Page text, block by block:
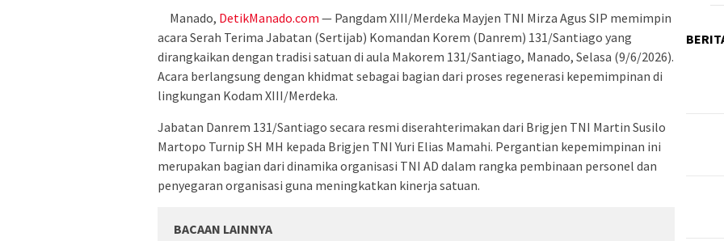
Manado, DetikManado.com — Pangdam XIII/Merdeka Mayjen TNI Mirza Agus SIP memimpin
acara Serah Terima Jabatan (Sertijab) Komandan Korem (Danrem) 131/Santiago yang
dirangkaikan dengan tradisi satuan di aula Makorem 131/Santiago, Manado, Selasa (9/6/2026).
Acara berlangsung dengan khidmat sebagai bagian dari proses regenerasi kepemimpinan di
lingkungan Kodam XIII/Merdeka.
Jabatan Danrem 131/Santiago secara resmi diserahterimakan dari Brigjen TNI Martin Susilo
Martopo Turnip SH MH kepada Brigjen TNI Yuri Elias Mamahi. Pergantian kepemimpinan ini
merupakan bagian dari dinamika organisasi TNI AD dalam rangka pembinaan personel dan
penyegaran organisasi guna meningkatkan kinerja satuan.
BACAAN LAINNYA